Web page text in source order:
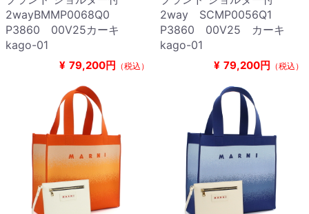
2wayBMMP0068Q0
P3860 00V25カーキ
kago-01
¥ 79,200円 （税込）
2way SCMP0056Q1
P3860 00V25 カーキ
kago-01
¥ 79,200円 （税込）